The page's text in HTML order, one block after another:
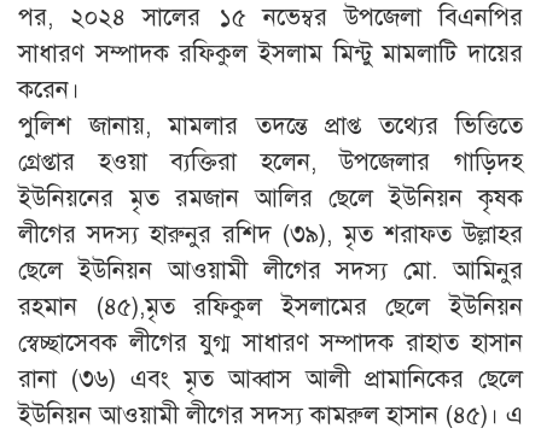
পর, ২০২৪ সালের ১৫ নভেম্বর উপজেলা বিএনপির
সাধারণ সম্পাদক রফিকুল ইসলাম মিন্টু মামলাটি দায়ের
করেন।
পুলিশ জানায়, মামলার তদন্তে প্রাপ্ত তথ্যের ভিত্তিতে
গ্রেপ্তার হওয়া ব্যক্তিরা হলেন, উপজেলার গাড়িদহ
ইউনিয়নের মৃত রমজান আলির ছেলে ইউনিয়ন কৃষক
লীগের সদস্য হারুনুর রশিদ (৩৯), মৃত শরাফত উল্লাহর
ছেলে ইউনিয়ন আওয়ামী লীগের সদস্য মো. আমিনুর
রহমান (৪৫),মৃত রফিকুল ইসলামের ছেলে ইউনিয়ন
স্বেচ্ছাসেবক লীগের যুগ্ম সাধারণ সম্পাদক রাহাত হাসান
রানা (৩৬) এবং মৃত আব্বাস আলী প্রামানিকের ছেলে
ইউনিয়ন আওয়ামী লীগের সদস্য কামরুল হাসান (৪৫)। এ